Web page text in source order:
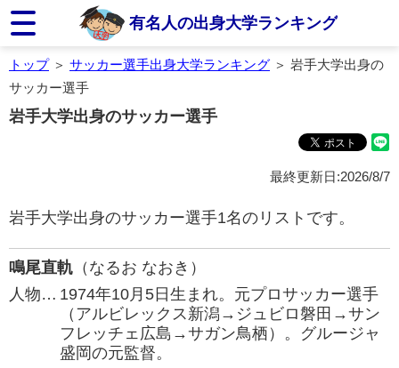
有名人の出身大学ランキング
トップ＞ サッカー選手出身大学ランキング ＞ 岩手大学出身の
サッカー選手
岩手大学出身のサッカー選手
最終更新日:2026/8/7
岩手大学出身のサッカー選手1名のリストです。
鳴尾直軌 （なるお なおき）
人物… 1974年10月5日生まれ。元プロサッカー選手
（アルビレックス新潟→ジュビロ磐田→サン
フレッチェ広島→サガン鳥栖）。グルージャ
盛岡の元監督。